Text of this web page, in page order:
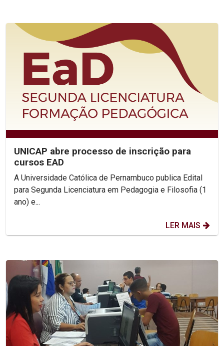
UNICAP abre processo de inscrição para
cursos EAD
A Universidade Católica de Pernambuco publica Edital
para Segunda Licenciatura em Pedagogia e Filosofia (1
ano) e...
LER MAIS